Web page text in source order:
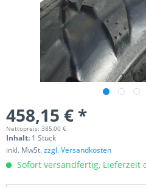
458,15 € *
Nettopreis: 385,00 €
Inhalt: 1 Stück
inkl. MwSt.zzgl. Versandkosten
Sofort versandfertig, Lieferzeit